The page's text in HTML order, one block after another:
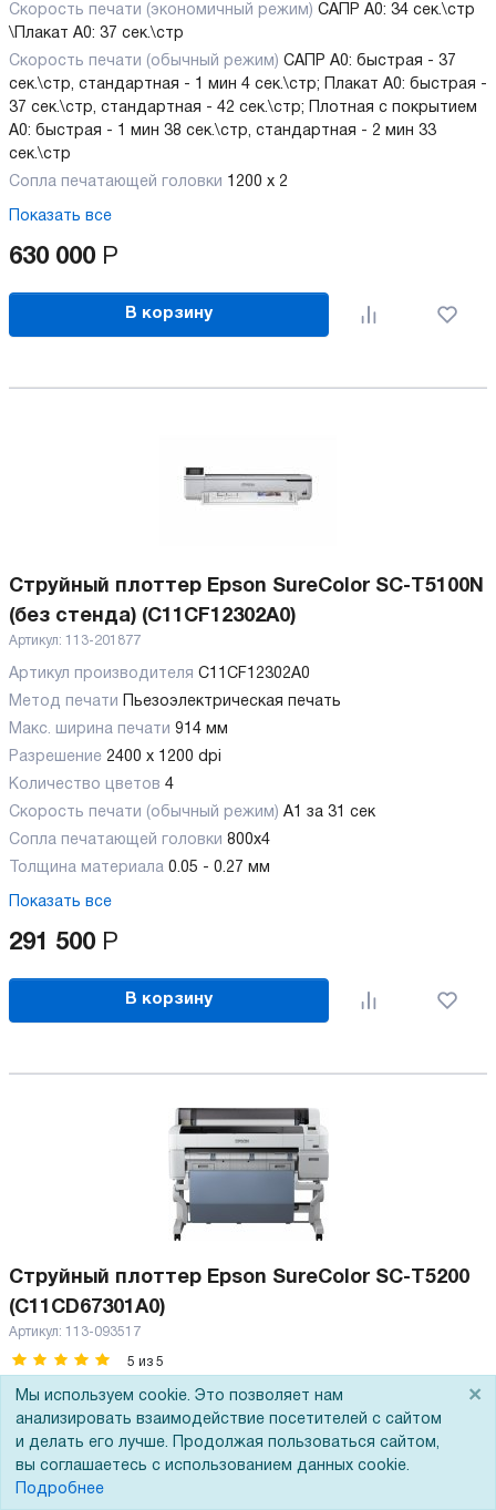
Скорость печати (экономичный режим) САПР А0: 34 сек.\стр
\Плакат А0: 37 сек.\стр
Скорость печати (обычный режим) САПР А0: быстрая - 37
сек.\стр, стандартная - 1 мин 4 сек.\стр; Плакат А0: быстрая -
37 сек.\стр, стандартная - 42 сек.\стр; Плотная с покрытием
А0: быстрая - 1 мин 38 сек.\стр, стандартная - 2 мин 33
сек.\стр
Сопла печатающей головки 1200 x 2
Показать все
630 000 Р
В корзину
Струйный плоттер Epson SureColor SC-T5100N
(без стенда) (C11CF12302A0)
Артикул: 113-201877
Артикул производителя C11CF12302A0
Метод печати
Пьезоэлектрическая печать
Макс. ширина печати 914 мм
Разрешение 2400 x 1200 dpi
Количество цветов 4
Скорость печати (обычный режим) А1 за 31 сек
Сопла печатающей головки 800x4
Толщина материала 0.05 - 0.27 мм
Показать все
291 500 Р
В корзину
Струйный плоттер Epson SureColor SC-T5200
(C11CD67301A0)
Артикул: 113-093517
5 из 5
Артикул производителяC11CD67301A0
Метод печати Микропьезоструйная
Макс. ширина печати
914 мм
Разрешение
Мы используем cookie. Это позволяет нам
анализировать взаимодействие посетителей с сайтом
и делать его лучше. Продолжая пользоваться сайтом,
вы соглашаетесь с использованием данных cookie.
Подробнее
×